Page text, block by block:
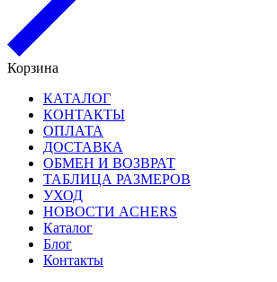
Корзина
КАТАЛОГ
КОНТАКТЫ
ОПЛАТА
ДОСТАВКА
ОБМЕН И ВОЗВРАТ
ТАБЛИЦА РАЗМЕРОВ
УХОД
НОВОСТИ ACHERS
Каталог
Блог
Контакты